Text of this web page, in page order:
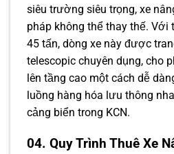
siêu trường siêu trọng, xe
pháp không thể thay thế. Với
45 tấn, dòng xe này được
telescopic chuyên dụng, cho
lên tầng cao một cách dễ
luồng hàng hóa lưu thông
cảng biển trong KCN.
04. Quy Trình Thuê Xe